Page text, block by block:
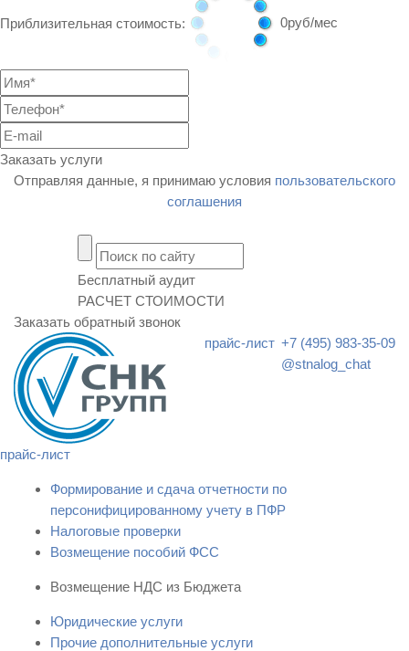
Приблизительная стоимость: 0руб/мес
Заказать услуги
Отправляя данные, я принимаю условия пользовательского
соглашения
Бесплатный аудит
РАСЧЕТ СТОИМОСТИ
Заказать обратный звонок
+7 (495) 983-35-09
@stnalog_chat
прайс-лист
прайс-лист
Формирование и сдача отчетности по
персонифицированному учету в ПФР
Налоговые проверки
Возмещение пособий ФСС
Возмещение НДС из Бюджета
Юридические услуги
Прочие дополнительные услуги